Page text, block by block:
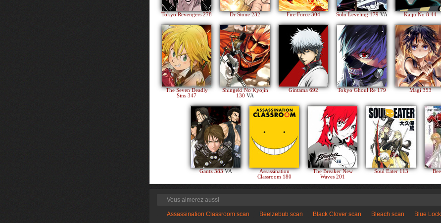
Tokyo Revengers 278 Dr Stone 232 Fire Force 304 Solo Leveling 179VA Kaiju No 8 44
The Seven Deadly
Sins 347
Shingeki No Kyojin
130 VA
Gintama 692 Tokyo Ghoul Re 179 Magi 353
Gantz 383VA
Assassination
Classroom 180
The Breaker New
Waves 201
Soul Eater 113
Vous aimerez aussi
Assassination Classroom scan Beelzebub scan Black Clover scan Bleach scan Blue